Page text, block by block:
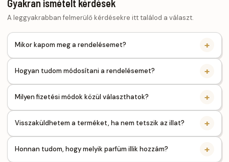
Gyakran ismételt kérdések
A leggyakrabban felmerülő kérdésekre itt találod a választ.
Mikor kapom meg a rendelésemet?
Hogyan tudom módosítani a rendelésemet?
Milyen fizetési módok közül választhatok?
Visszaküldhetem a terméket, ha nem tetszik az illat?
Honnan tudom, hogy melyik parfüm illik hozzám?